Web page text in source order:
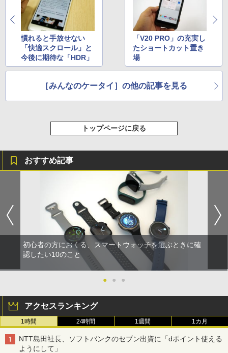
慣れると手放せない
「快適スクロール」と
今後に期待な「HDR」
「V20 PRO」の充実し
たショートカット置き
場
［みんなのケータイ］の他の記事を見る
トップページに戻る
おすすめ記事
初心者の方におくる、スマートウォッチを選ぶときに確
認したい10のこと
● ● ●
アクセスランキング
1時間 24時間 1週間 1カ月
NTT島田社長、ソフトバンクのセブン出資に「dポイント使える
ようにして」